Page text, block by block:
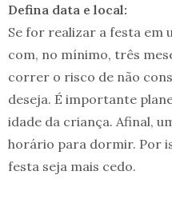
Defina data e local:
Se for realizar a festa em
com, no mínimo, três
correr o risco de não
deseja. É importante
idade da criança. Afinal,
horário para dormir. Por
festa seja mais cedo.